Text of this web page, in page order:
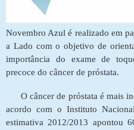
Novembro Azul é realizado em
a Lado com o objetivo de
importância do exame de
precoce do câncer de próstata.
O câncer de próstata é mais
acordo com o Instituto
estimativa 2012/2013 apontou